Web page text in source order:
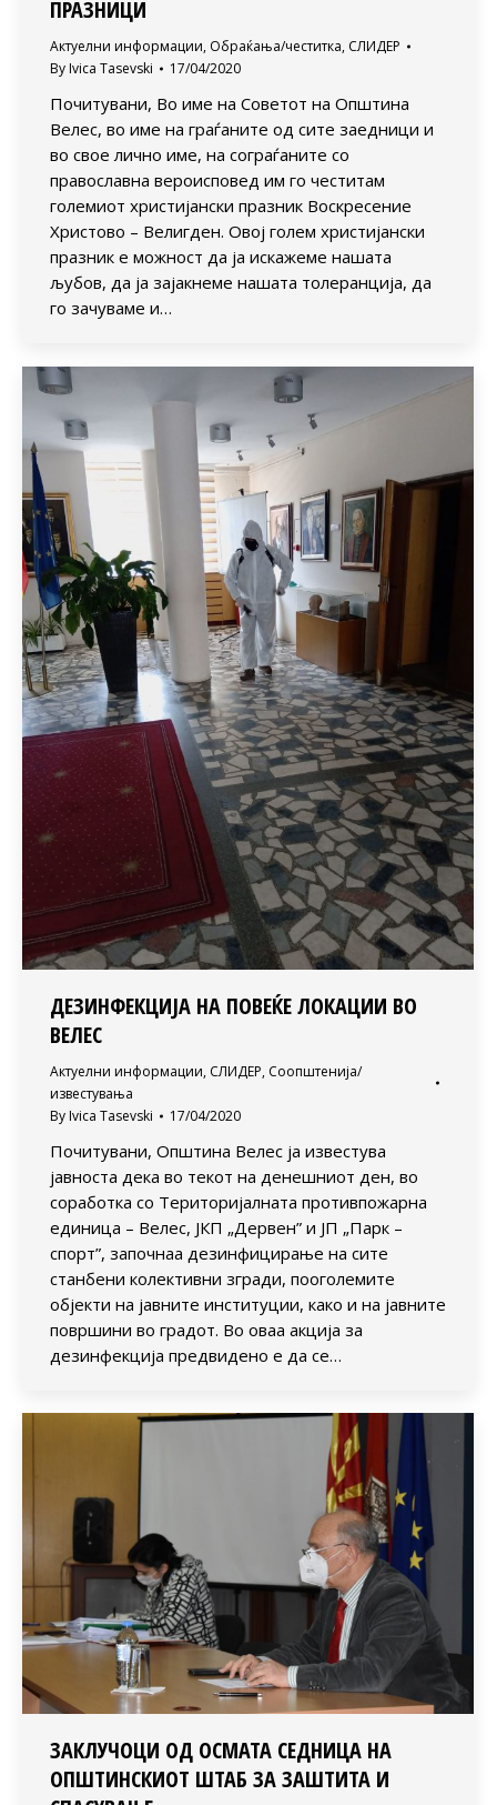
ПРАЗНИЦИ
Актуелни информации, Обраќања/честитка, СЛИДЕР
By Ivica Tasevski 17/04/2020
Почитувани, Во име на Советот на Општина
Велес, во име на граѓаните од сите заедници и
во свое лично име, на сограѓаните со
православна вероисповед им го честитам
големиот христијански празник Воскресение
Христово – Велигден. Овој голем христијански
празник е можност да ја искажеме нашата
љубов, да ја зајакнеме нашата толеранција, да
го зачуваме и…
ДЕЗИНФЕКЦИЈА НА ПОВЕЌЕ ЛОКАЦИИ ВО
ВЕЛЕС
Актуелни информации, СЛИДЕР, Соопштенија/
известувања
By Ivica Tasevski 17/04/2020
Почитувани, Општина Велес ја известува
јавноста дека во текот на денешниот ден, во
соработка со Територијалната противпожарна
единица – Велес, ЈКП „Дервен” и ЈП „Парк –
спорт”, започнаа дезинфицирање на сите
станбени колективни згради, пооголемите
објекти на јавните институции, како и на јавните
површини во градот. Во оваа акција за
дезинфекција предвидено е да се…
ЗАКЛУЧОЦИ ОД ОСМАТА СЕДНИЦА НА
ОПШТИНСКИОТ ШТАБ ЗА ЗАШТИТА И